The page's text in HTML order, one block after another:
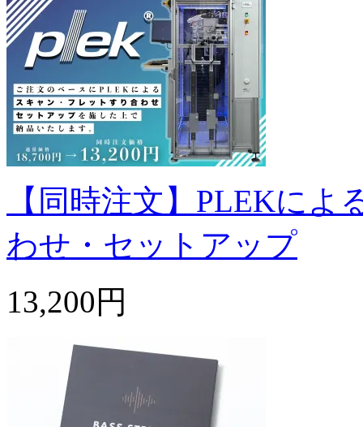
【同時注文】PLEKに
わせ・セットアップ
13,200円